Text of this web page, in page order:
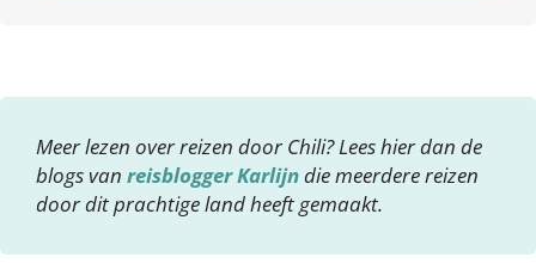
Meer lezen over reizen door Chili? Lees hier dan de
blogs van reisblogger Karlijndie meerdere reizen
door dit prachtige land heeft gemaakt.